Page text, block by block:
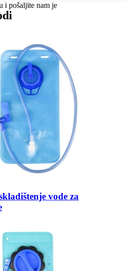
i pošaljite nam je
vode za